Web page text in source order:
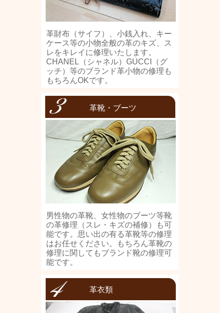
革財布（サイフ）、小銭入れ、キー
ケース等の小物全般の革のキズ、ス
レをキレイに修理いたします。
CHANEL（シャネル）GUCCI（グ
ッチ）等のブランド革小物の修理も
もちろんOKです。
革靴・ブーツ
男性物の革靴、女性物のブーツ等靴
の革修理（スレ・キズの補修）も可
能です。思い出の有る革靴等の修理
はお任せください。もちろん革靴の
修理に関してもブランド靴の修理可
能です。
革衣類